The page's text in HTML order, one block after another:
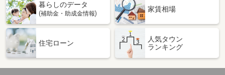
暮らしのデータ
(補助金・助成金情報)
家賃相場
住宅ローン
人気タウン
ランキング